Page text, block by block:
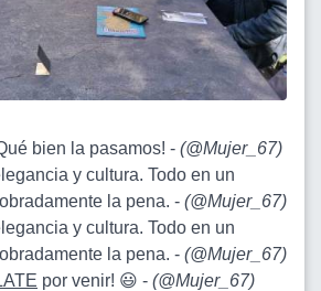
bien la pasamos! - (@Mujer_67)
y cultura. Todo en un
la pena. - (@Mujer_67)
y cultura. Todo en un
la pena. - (@Mujer_67)
por venir! 😃 - (@Mujer_67)